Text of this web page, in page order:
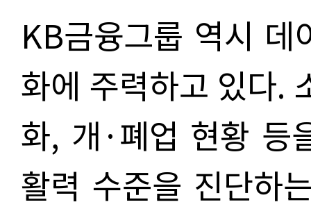
KB금융그룹 역시 데
화에 주력하고 있다.
화, 개·폐업 현황 등
활력 수준을 진단하